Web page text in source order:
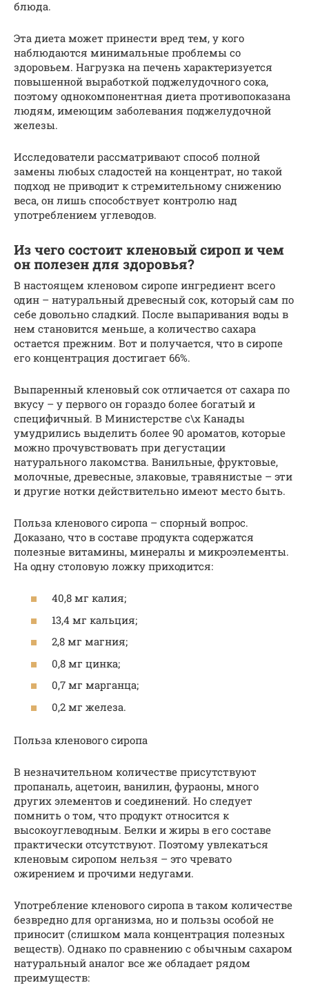
блюда.
Эта диета может принести вред тем, у кого
наблюдаются минимальные проблемы со
здоровьем. Нагрузка на печень характеризуется
повышенной выработкой поджелудочного сока,
поэтому однокомпонентная диета противопоказана
людям, имеющим заболевания поджелудочной
железы.
Исследователи рассматривают способ полной
замены любых сладостей на концентрат, но такой
подход не приводит к стремительному снижению
веса, он лишь способствует контролю над
употреблением углеводов.
Из чего состоит кленовый сироп и чем
он полезен для здоровья?
В настоящем кленовом сиропе ингредиент всего
один – натуральный древесный сок, который сам по
себе довольно сладкий. После выпаривания воды в
нем становится меньше, а количество сахара
остается прежним. Вот и получается, что в сиропе
его концентрация достигает 66%.
Выпаренный кленовый сок отличается от сахара по
вкусу – у первого он гораздо более богатый и
специфичный. В Министерстве с\х Канады
умудрились выделить более 90 ароматов, которые
можно прочувствовать при дегустации
натурального лакомства. Ванильные, фруктовые,
молочные, древесные, злаковые, травянистые – эти
и другие нотки действительно имеют место быть.
Польза кленового сиропа – спорный вопрос.
Доказано, что в составе продукта содержатся
полезные витамины, минералы и микроэлементы.
На одну столовую ложку приходится:
40,8 мг калия;
13,4 мг кальция;
2,8 мг магния;
0,8 мг цинка;
0,7 мг марганца;
0,2 мг железа.
Польза кленового сиропа
В незначительном количестве присутствуют
пропаналь, ацетоин, ванилин, фураоны, много
других элементов и соединений. Но следует
помнить о том, что продукт относится к
высокоуглеводным. Белки и жиры в его составе
практически отсутствуют. Поэтому увлекаться
кленовым сиропом нельзя – это чревато
ожирением и прочими недугами.
Употребление кленового сиропа в таком количестве
безвредно для организма, но и пользы особой не
приносит (слишком мала концентрация полезных
веществ). Однако по сравнению с обычным сахаром
натуральный аналог все же обладает рядом
преимуществ: